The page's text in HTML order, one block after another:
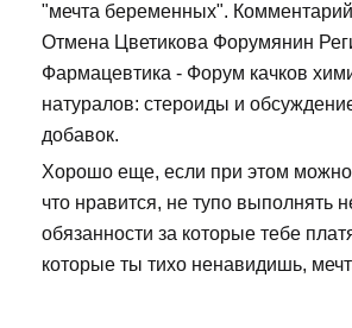
"мечта беременных".
Отмена Цветикова Форумянин
Фармацевтика - Форум качков
натуралов: стероиды и
добавок.
Хорошо еще, если при этом можно
что нравится, не тупо выполнять
обязанности за которые тебе
которые ты тихо ненавидишь,